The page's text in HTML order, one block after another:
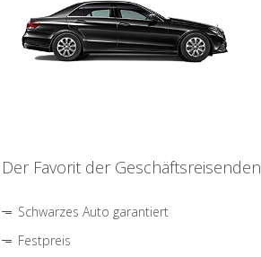
Der Favorit der Geschäftsreisenden
Schwarzes Auto garantiert
Festpreis